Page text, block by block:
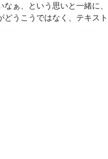
なぁ、という思いと一緒に
うこうではなく、テキス